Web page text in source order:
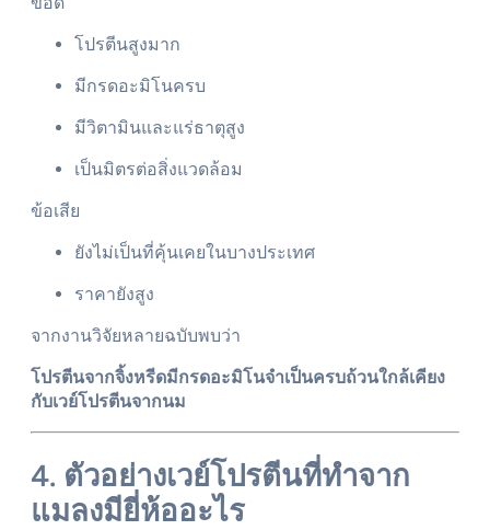
โปรตีนสูงมาก
มีกรดอะมิโนครบ
มีวิตามินและแร่ธาตุสูง
เป็นมิตรต่อสิ่งแวดล้อม
ข้อเสีย
ยังไม่เป็นที่คุ้นเคยในบางประเทศ
ราคายังสูง
จากงานวิจัยหลายฉบับพบว่า
โปรตีนจากจิ้งหรีดมีกรดอะมิโนจำเป็นครบถ้วนใกล้เคียง
กับเวย์โปรตีนจากนม
4. ตัวอย่างเวย์โปรตีนที่ทำจาก
แมลงมียี่ห้ออะไร